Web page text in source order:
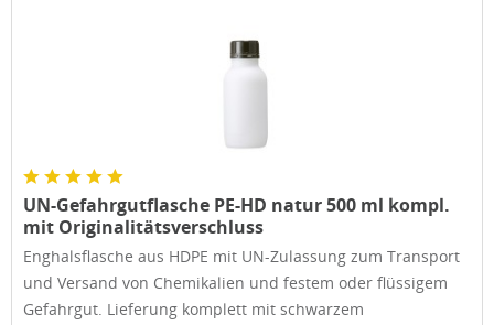
UN-Gefahrgutflasche PE-HD natur 500 ml kompl.
mit Originalitätsverschluss
Enghalsflasche aus HDPE mit UN-Zulassung zum Transport
und Versand von Chemikalien und festem oder flüssigem
Gefahrgut. Lieferung komplett mit schwarzem